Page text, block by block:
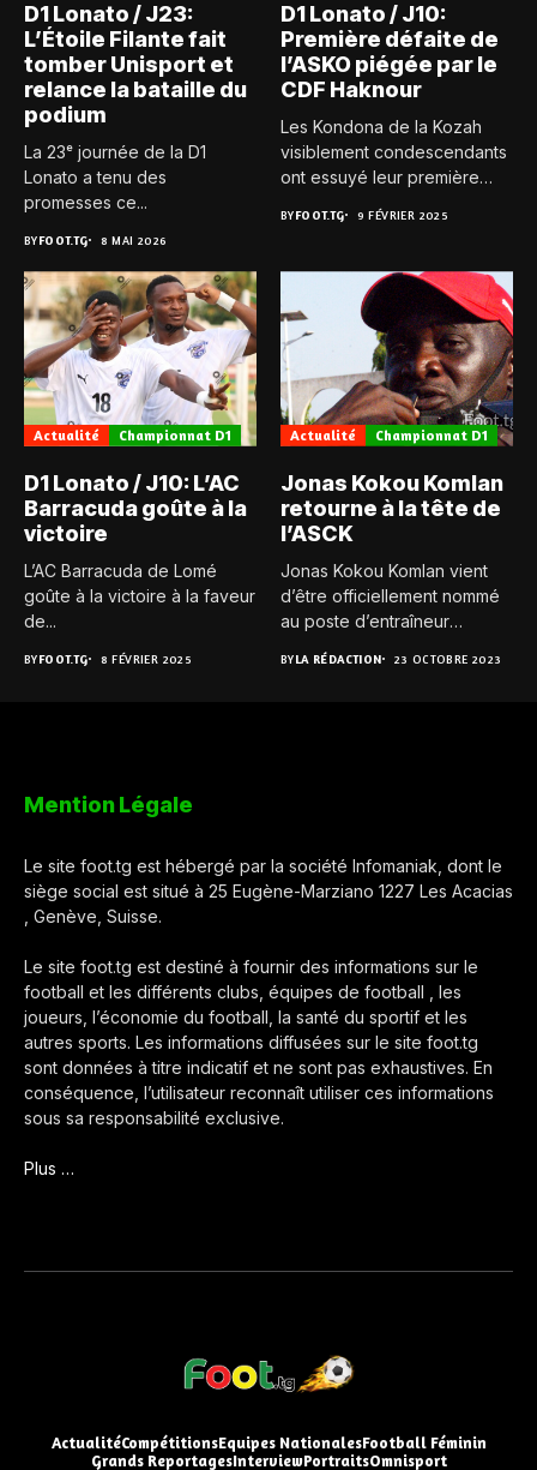
D1 Lonato / J23:
L’Étoile Filante fait
tomber Unisport et
relance la bataille du
podium
La 23ᵉ journée de la D1
Lonato a tenu des
promesses ce...
BYFOOT.TG 8 MAI 2026
D1 Lonato / J10:
Première défaite de
l’ASKO piégée par le
CDF Haknour
Les Kondona de la Kozah
visiblement condescendants
ont essuyé leur première
BYFOOT.TG 9 FÉVRIER 2025
Actualité Championnat D1
D1 Lonato / J10: L’AC
Barracuda goûte à la
victoire
L’AC Barracuda de Lomé
goûte à la victoire à la faveur
de...
BYFOOT.TG 8 FÉVRIER 2025
Actualité Championnat D1
Jonas Kokou Komlan
retourne à la tête de
l’ASCK
Jonas Kokou Komlan vient
d’être officiellement nommé
au poste d’entraîneur
BYLA RÉDACTION 23 OCTOBRE 2023
Mention Légale
Le site foot.tg est hébergé par la société Infomaniak, dont le
siège social est situé à 25 Eugène-Marziano 1227 Les Acacias
, Genève, Suisse.
Le site foot.tg est destiné à fournir des informations sur le
football et les différents clubs, équipes de football , les
joueurs, l’économie du football, la santé du sportif et les
autres sports. Les informations diffusées sur le site foot.tg
sont données à titre indicatif et ne sont pas exhaustives. En
conséquence, l’utilisateur reconnaît utiliser ces informations
sous sa responsabilité exclusive.
Plus …
ActualitéCompétitionsEquipes NationalesFootball Féminin
Grands ReportagesInterviewPortraitsOmnisport